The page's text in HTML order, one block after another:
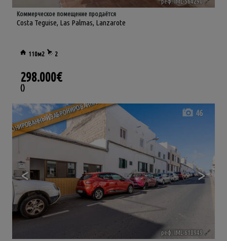
Costa Teguise, Las Palmas, Lanzarote
Коммерческое помещение продаётся
110м2 2
298.000€
()
ЗАБРОНИРОВАННАЯ
< >
46
реф. IML-618949 🔗